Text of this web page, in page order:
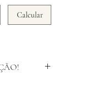
Calcular